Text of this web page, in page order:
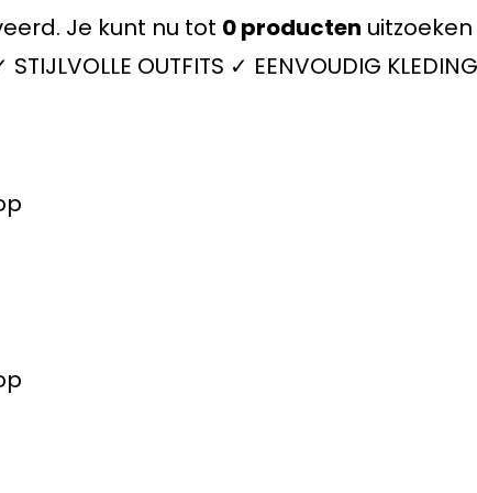
Je kunt nu tot 0producten
STIJLVOLLE OUTFITS ✓ EENVOUDIG